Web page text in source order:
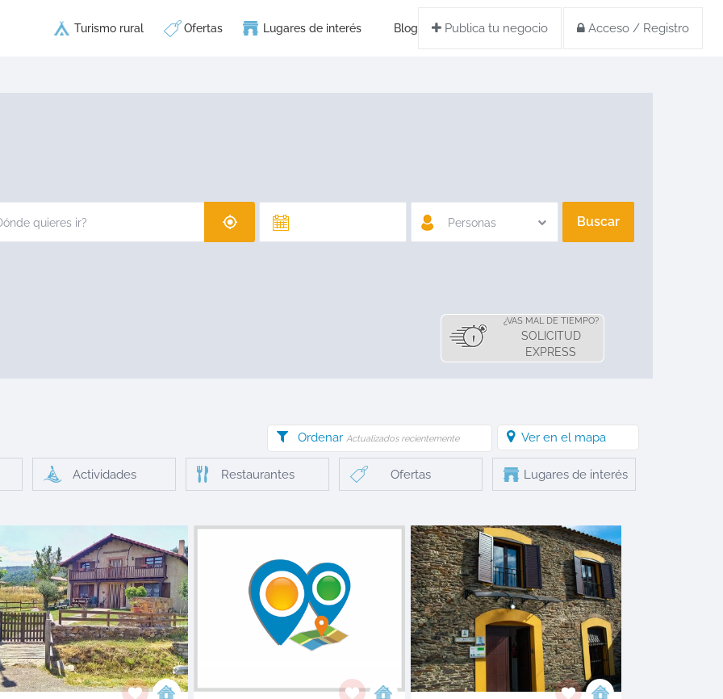
Publica tu negocio Acceso / Registro
Turismo rural Ofertas Lugares de interés Blog
Personas Buscar
¿VAS MAL DE TIEMPO?
SOLICITUD
EXPRESS
Ordenar Actualizados recientemente Ver en el mapa
Actividades Restaurantes Ofertas Lugares de interés